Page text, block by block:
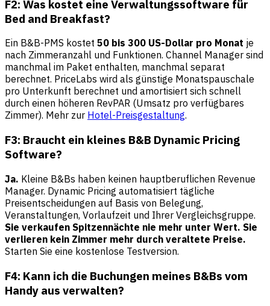
F2: Was kostet eine Verwaltungssoftware für
Bed and Breakfast?
Ein B&B-PMS kostet 50 bis 300 US-Dollar pro Monat je
nach Zimmeranzahl und Funktionen. Channel Manager sind
manchmal im Paket enthalten, manchmal separat
berechnet. PriceLabs wird als günstige Monatspauschale
pro Unterkunft berechnet und amortisiert sich schnell
durch einen höheren RevPAR (Umsatz pro verfügbares
Zimmer). Mehr zur Hotel-Preisgestaltung.
F3: Braucht ein kleines B&B Dynamic Pricing
Software?
Ja. Kleine B&Bs haben keinen hauptberuflichen Revenue
Manager. Dynamic Pricing automatisiert tägliche
Preisentscheidungen auf Basis von Belegung,
Veranstaltungen, Vorlaufzeit und Ihrer Vergleichsgruppe.
Sie verkaufen Spitzennächte nie mehr unter Wert. Sie
verlieren kein Zimmer mehr durch veraltete Preise.
Starten Sie eine kostenlose Testversion.
F4: Kann ich die Buchungen meines B&Bs vom
Handy aus verwalten?